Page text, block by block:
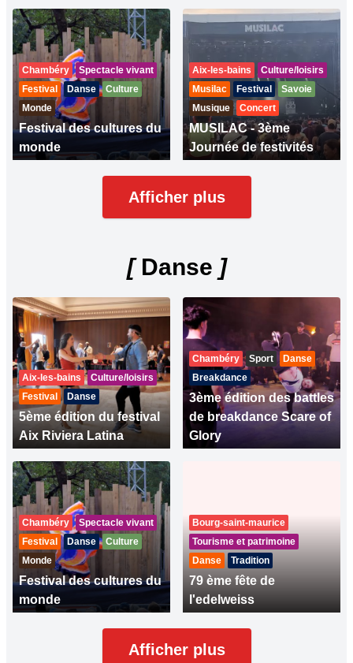
Chambéry
Spectacle vivant
Festival
Danse
Culture
Monde
Festival des cultures du
monde
Aix-les-bains
Culture/loisirs
Musilac
Festival
Savoie
Musique
Concert
MUSILAC - 3ème
Journée de festivités
Afficher plus
[Danse ]
Aix-les-bains
Culture/loisirs
Festival
Danse
5ème édition du festival
Aix Riviera Latina
Chambéry Sport
Danse
Breakdance
3ème édition des battles
de breakdance Scare of
Glory
Chambéry
Spectacle vivant
Festival
Danse
Culture
Monde
Festival des cultures du
monde
Bourg-saint-maurice
Tourisme et patrimoine
Danse
Tradition
79 ème fête de
l'edelweiss
Afficher plus